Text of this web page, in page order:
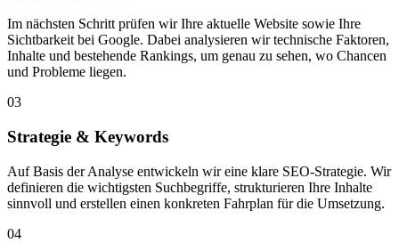
Im nächsten Schritt prüfen wir Ihre aktuelle Website sowie Ihre
Sichtbarkeit bei Google. Dabei analysieren wir technische Faktoren,
Inhalte und bestehende Rankings, um genau zu sehen, wo Chancen
und Probleme liegen.
03
Strategie & Keywords
Auf Basis der Analyse entwickeln wir eine klare SEO-Strategie. Wir
definieren die wichtigsten Suchbegriffe, strukturieren Ihre Inhalte
sinnvoll und erstellen einen konkreten Fahrplan für die Umsetzung.
04